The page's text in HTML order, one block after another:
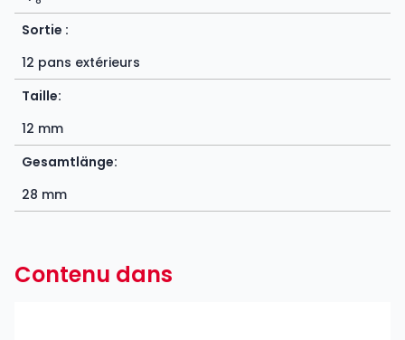
Sortie :
12 pans extérieurs
Taille:
12 mm
Gesamtlänge:
28 mm
Contenu dans